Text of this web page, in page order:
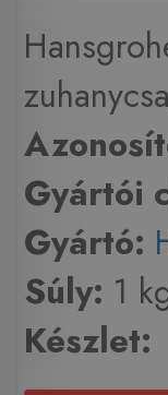
Gyártói
Gyártó:
Súly: 1
Készlet: